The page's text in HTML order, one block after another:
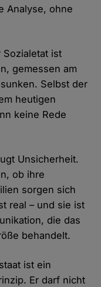
Analyse, ohne
Sozialetat ist
gemessen am
Selbst der
heutigen
keine Rede
Unsicherheit.
ob ihre
sorgen sich
real – und sie ist
die das
behandelt.
ist ein
Er darf nicht